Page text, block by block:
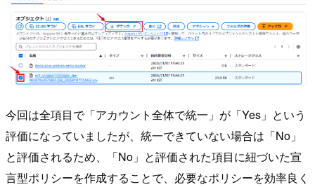
今回は全項目で「アカウント全体で統一」が「Yes」という
評価になっていましたが、統一できていない場合は「No」
と評価されるため、「No」と評価された項目に紐づいた宣
言型ポリシーを作成することで、必要なポリシーを効率良く